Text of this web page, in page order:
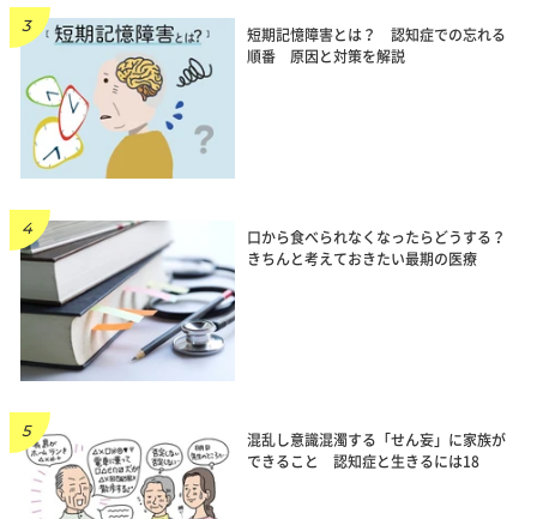
短期記憶障害とは？ 認知症での忘れる
順番 原因と対策を解説
口から食べられなくなったらどうする？
きちんと考えておきたい最期の医療
混乱し意識混濁する「せん妄」に家族が
できること 認知症と生きるには18